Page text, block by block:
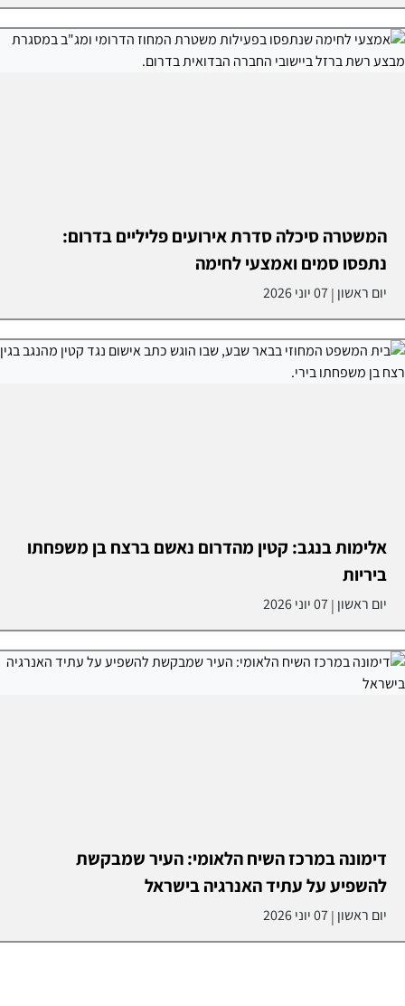
המשטרה סיכלה סדרת אירועים פליליים בדרום:
נתפסו סמים ואמצעי לחימה
יום ראשון |07 יוני 2026
אלימות בנגב: קטין מהדרום נאשם ברצח בן משפחתו
ביריות
יום ראשון |07 יוני 2026
דימונה במרכז השיח הלאומי: העיר שמבקשת
להשפיע על עתיד האנרגיה בישראל
יום ראשון |07 יוני 2026